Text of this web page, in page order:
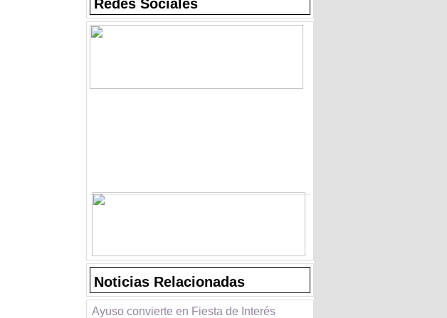
Redes Sociales
Noticias Relacionadas
Ayuso convierte en Fiesta de Interés